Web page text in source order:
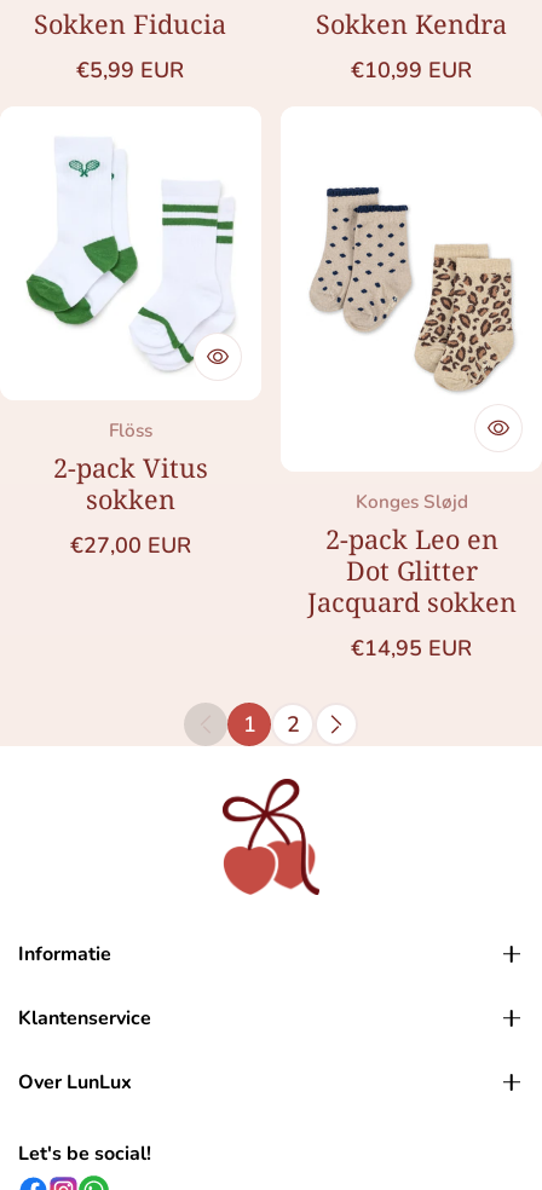
Sokken Fiducia
Normale prijs
€5,99 EUR
Sokken Kendra
Normale prijs
€10,99 EUR
Merk:
Flöss
2-pack Vitus
sokken
Normale prijs
€27,00 EUR
Merk:
Konges Sløjd
2-pack Leo en
Dot Glitter
Jacquard sokken
Normale prijs
€14,95 EUR
1 2
Informatie
Klantenservice
Over LunLux
Let's be social!